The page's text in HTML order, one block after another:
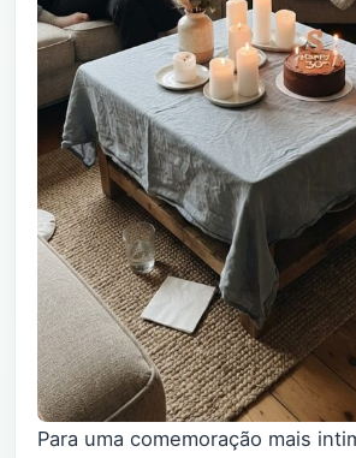
Para uma comemoração mais